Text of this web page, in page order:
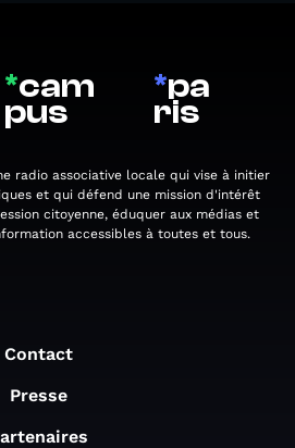
*cam
pus
*pa
ris
radio associative locale qui vise à initier
et qui défend une mission d'intérêt
citoyenne, éduquer aux médias et
accessibles à toutes et tous.
Contact
Presse